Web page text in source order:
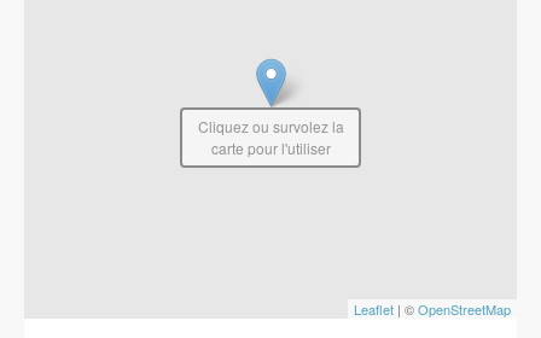
Leaflet | ©OpenStreetMap
Cliquez ou survolez la
carte pour l'utiliser